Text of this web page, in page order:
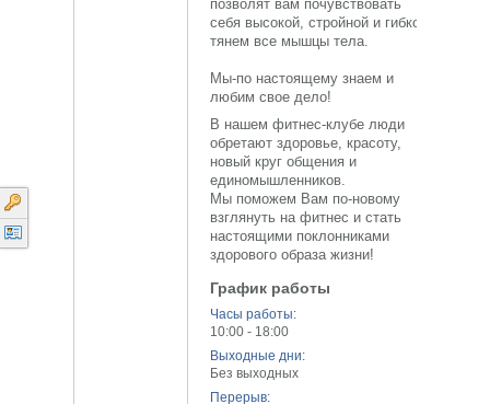
позволят вам почувствовать
себя высокой, стройной и гибкой,
тянем все мышцы тела.
Мы-по настоящему знаем и
любим свое дело!
В нашем фитнес-клубе люди
обретают здоровье, красоту,
новый круг общения и
единомышленников.
Мы поможем Вам по-новому
взглянуть на фитнес и стать
настоящими поклонниками
здорового образа жизни!
График работы
Часы работы:
10:00 - 18:00
Выходные дни:
Без выходных
Перерыв: